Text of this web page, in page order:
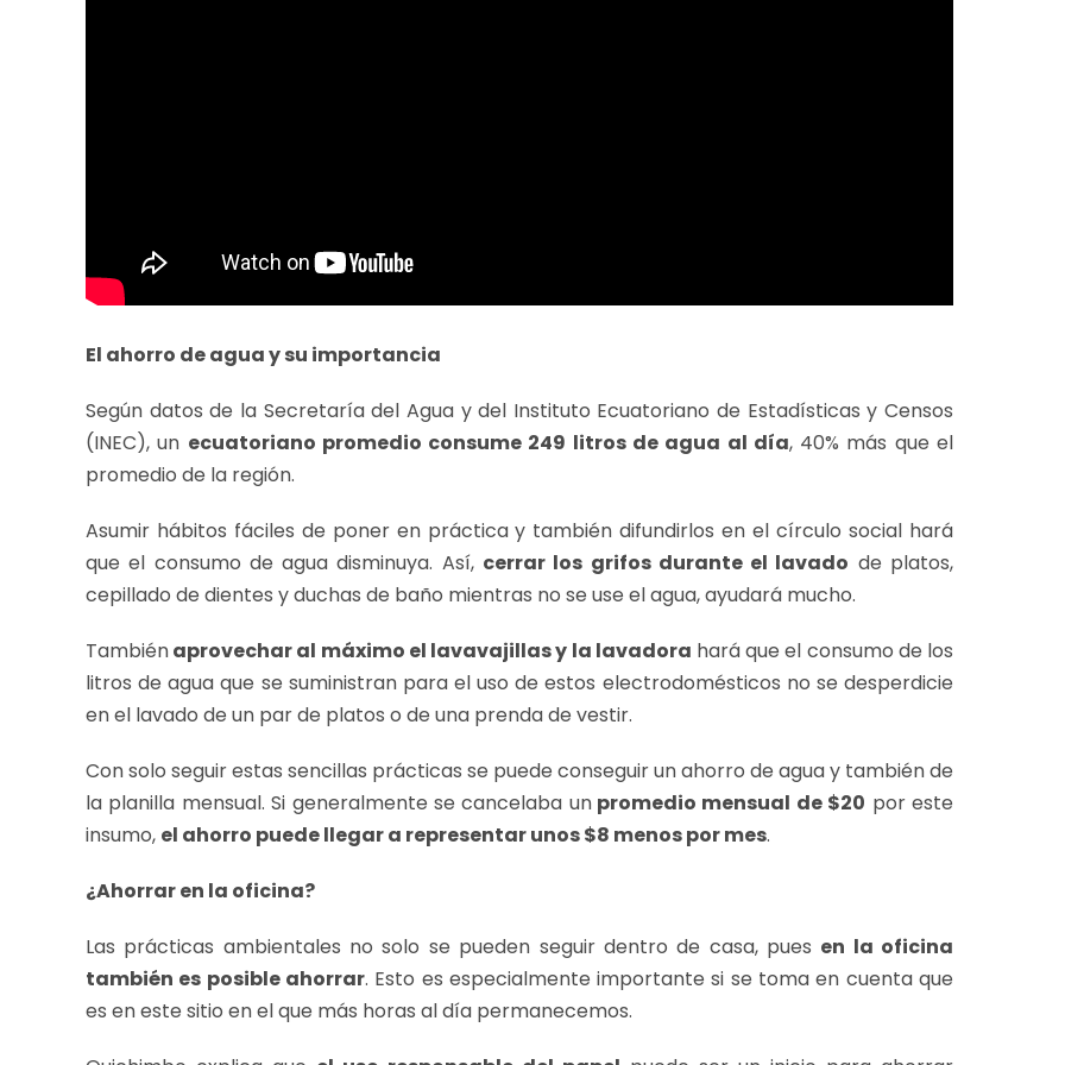
El ahorro de agua y su importancia
Según datos de la Secretaría del Agua y del Instituto Ecuatoriano de Estadísticas y Censos
(INEC), un ecuatoriano promedio consume 249 litros de agua al día, 40% más que el
promedio de la región.
Asumir hábitos fáciles de poner en práctica y también difundirlos en el círculo social hará
que el consumo de agua disminuya. Así, cerrar los grifos durante el lavado de platos,
cepillado de dientes y duchas de baño mientras no se use el agua, ayudará mucho.
Tambiénaprovechar al máximo el lavavajillas y la lavadora hará que el consumo de los
litros de agua que se suministran para el uso de estos electrodomésticos no se desperdicie
en el lavado de un par de platos o de una prenda de vestir.
Con solo seguir estas sencillas prácticas se puede conseguir un ahorro de agua y también de
la planilla mensual. Si generalmente se cancelaba unpromedio mensual de $20 por este
insumo, el ahorro puede llegar a representar unos $8 menos por mes.
¿Ahorrar en la oficina?
Las prácticas ambientales no solo se pueden seguir dentro de casa, pues en la oficina
también es posible ahorrar. Esto es especialmente importante si se toma en cuenta que
es en este sitio en el que más horas al día permanecemos.